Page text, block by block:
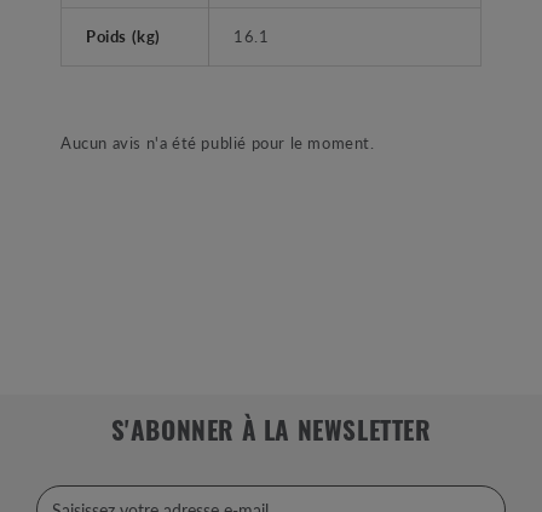
Poids (kg) 16.1
Aucun avis n'a été publié pour le moment.
S'ABONNER À LA NEWSLETTER